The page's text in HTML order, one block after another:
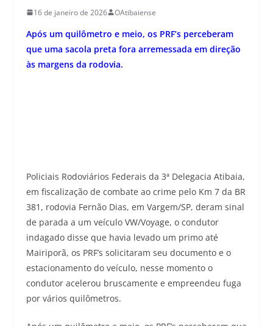
16 de janeiro de 2026 OAtibaiense
Após um quilômetro e meio, os PRF’s perceberam
que uma sacola preta fora arremessada em direção
às margens da rodovia.
Policiais Rodoviários Federais da 3ª Delegacia Atibaia,
em fiscalização de combate ao crime pelo Km 7 da BR
381, rodovia Fernão Dias, em Vargem/SP, deram sinal
de parada a um veículo VW/Voyage, o condutor
indagado disse que havia levado um primo até
Mairiporã, os PRF’s solicitaram seu documento e o
estacionamento do veículo, nesse momento o
condutor acelerou bruscamente e empreendeu fuga
por vários quilômetros.